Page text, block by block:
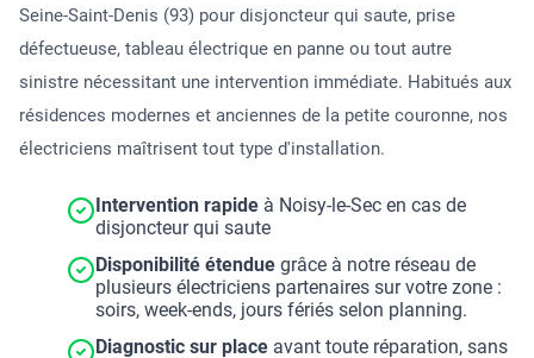
Seine-Saint-Denis (93) pour disjoncteur qui saute, prise
défectueuse, tableau électrique en panne ou tout autre
sinistre nécessitant une intervention immédiate. Habitués aux
résidences modernes et anciennes de la petite couronne, nos
électriciens maîtrisent tout type d'installation.
Intervention rapide à Noisy-le-Sec en cas de
disjoncteur qui saute
Disponibilité étendue grâce à notre réseau de
plusieurs électriciens partenaires sur votre zone :
soirs, week-ends, jours fériés selon planning.
Diagnostic sur place avant toute réparation, sans